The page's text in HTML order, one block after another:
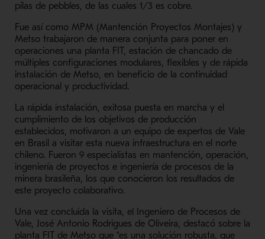
pilas de pebbles, de las cuales 1/3 es cobre.
Fue así como MPM (Mantención Proyectos Montajes) y
Metso trabajaron de manera conjunta para poner en
operaciones una planta FIT, estación de chancado de
múltiples configuraciones modulares, flexibles y de rápida
instalación de Metso, en beneficio de la continuidad
operacional y productividad.
La rápida instalación, exitosa puesta en marcha y el
cumplimiento de los objetivos de producción
establecidos, motivaron a un equipo de expertos de Vale
en Brasil a visitar esta nueva infraestructura en el norte
chileno. Fueron 9 especialistas en mantención, operación,
ingeniería de proyectos e ingeniería de procesos de la
minera brasileña, los que conocieron los resultados de
este proyecto colaborativo.
Una vez concluida la visita, el Ingeniero de Procesos de
Vale, José Antonio Rodrigues de Oliveira, destacó sobre la
planta FIT de Metso que “es una solución robusta, que